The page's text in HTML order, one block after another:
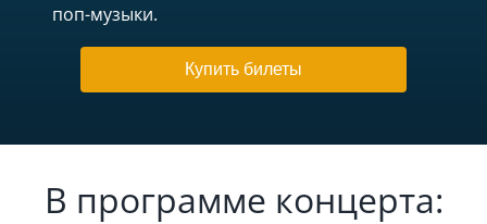
поп-музыки.
Купить билеты
В программе концерта: